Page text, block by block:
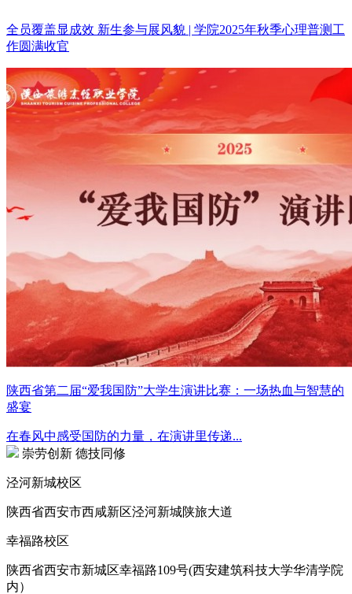
全员覆盖显成效 新生参与展风貌 | 学院2025年秋季心理普测工
作圆满收官
陕西省第二届“爱我国防”大学生演讲比赛：一场热血与智慧的
盛宴
在春风中感受国防的力量，在演讲里传递...
崇劳创新 德技同修
泾河新城校区
陕西省西安市西咸新区泾河新城陕旅大道
幸福路校区
陕西省西安市新城区幸福路109号(西安建筑科技大学华清学院
内）